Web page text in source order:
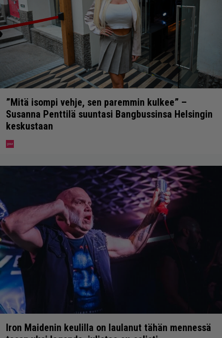
”Mitä isompi vehje, sen paremmin kulkee” –
Susanna Penttilä suuntasi Bangbussinsa Helsingin
keskustaan
Iron Maidenin keulilla on laulanut tähän mennessä